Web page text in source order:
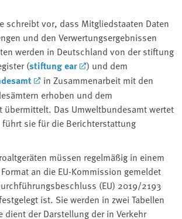
schreibt vor, dass Mitgliedstaaten Daten
und den Verwertungsergebnissen
werden in Deutschland von der stiftung
(stiftung ear ) und dem
in Zusammenarbeit mit den
erhoben und dem
übermittelt. Das Umweltbundesamt wertet
führt sie für die Berichterstattung
müssen regelmäßig in einem
an die EU-Kommission gemeldet
(EU) 2019/2193
ist. Sie werden in zwei Tabellen
dient der Darstellung der in Verkehr